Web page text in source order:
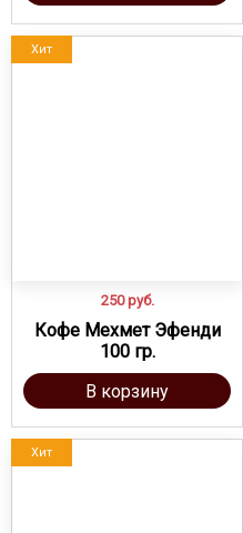
Хит
250 руб.
Кофе Мехмет Эфенди
100 гр.
В корзину
Хит